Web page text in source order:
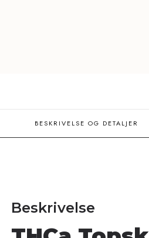
BESKRIVELSE OG DETALJER
Beskrivelse